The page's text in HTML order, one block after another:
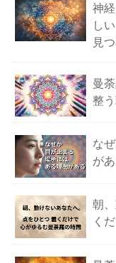
神
し
見
曼
整
な
が
朝
く